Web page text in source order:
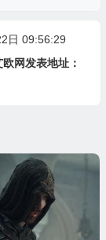
日 09:56:29
网发表地址：